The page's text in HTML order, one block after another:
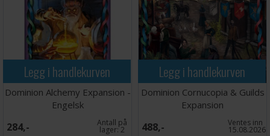
Legg i handlekurven
Dominion Alchemy Expansion -
Engelsk
284,- Antall på
lager:2
Legg i handlekurven
Dominion Cornucopia & Guilds
Expansion
488,- Ventes inn
15.08.2026